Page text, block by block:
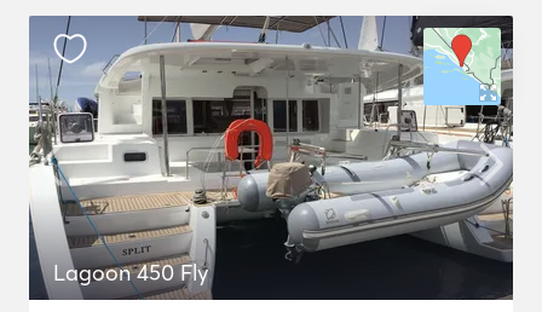
Lagoon 450 Fly